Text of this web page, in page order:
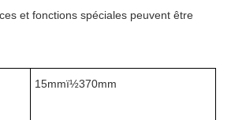
et fonctions spéciales peuvent être
15mmï½370mm